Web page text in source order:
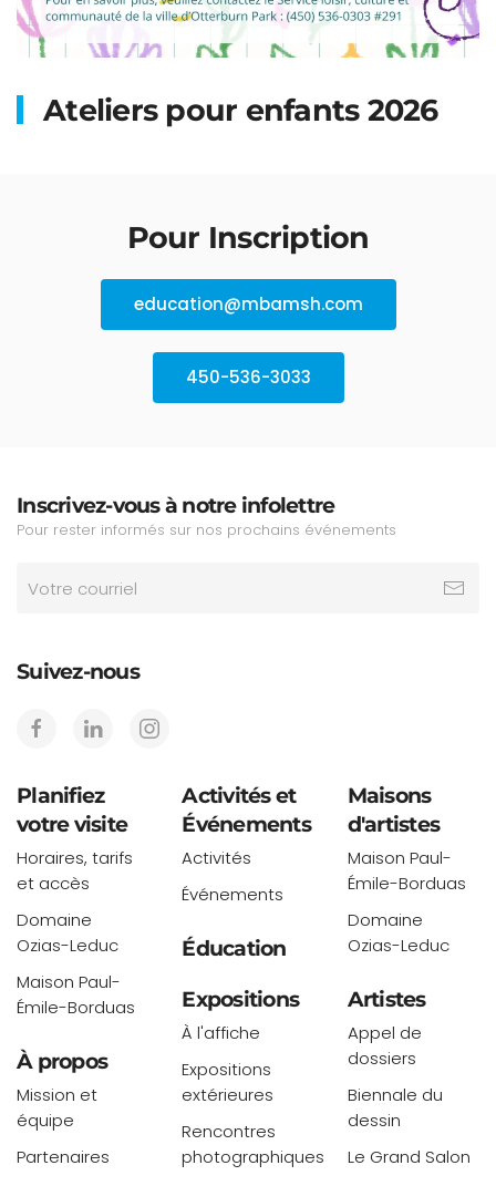
Ateliers pour enfants 2026
Pour Inscription
education@mbamsh.com
450-536-3033
Inscrivez-vous à notre infolettre
Pour rester informés sur nos prochains événements
Suivez-nous
Planifiez
votre visite
Horaires, tarifs
et accès
Domaine
Ozias-Leduc
Maison Paul-
Émile-Borduas
À propos
Mission et
équipe
Partenaires
Activités et
Événements
Activités
Événements
Éducation
Expositions
À l'affiche
Expositions
extérieures
Rencontres
photographiques
Maisons
d'artistes
Maison Paul-
Émile-Borduas
Domaine
Ozias-Leduc
Artistes
Appel de
dossiers
Biennale du
dessin
Le Grand Salon